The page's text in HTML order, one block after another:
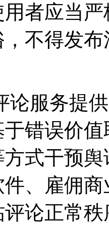
者应当
不得发
论服务提
错误价
式干预
件、雇佣
论正常